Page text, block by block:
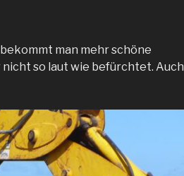
man mehr schöne
nicht so laut wie befürchtet. Auch